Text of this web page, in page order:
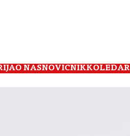
O NASNOVIČNIKKOLEDAR